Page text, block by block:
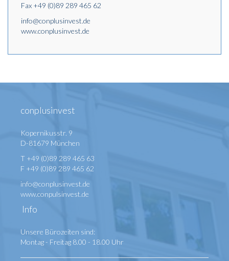
Fax +49 (0)89 289 465 62
info@conplusinvest.de
www.conplusinvest.de
conplusinvest
Kopernikusstr. 9
D-81679 München
T +49 (0)89 289 465 63
F +49 (0)89 289 465 62
info@conplusinvest.de
www.conpulsinvest.de
Info
Unsere Bürozeiten sind:
Montag - Freitag 8.00 - 18.00 Uhr